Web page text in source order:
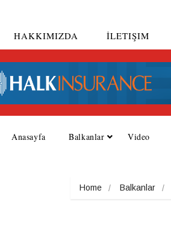
HAKKIMIZDA İLETIŞIM
Anasayfa Balkanlar Video
Home Balkanlar